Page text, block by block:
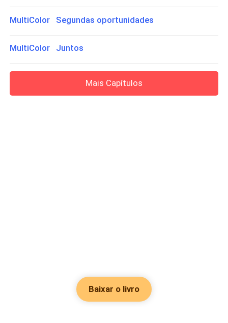
MultiColor Segundas oportunidades
MultiColor Juntos
Mais Capítulos
Baixar o livro